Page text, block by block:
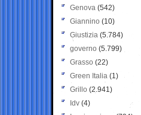
Genova (542)
Giannino (10)
Giustizia (5.784)
governo (5.799)
Grasso (22)
Green Italia (1)
Grillo (2.941)
Idv (4)